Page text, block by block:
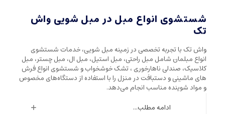
شستشوی انواع مبل در مبل شویی واش
تک
واش تک با تجربه تخصصی در زمینه مبل شویی، خدمات شستشوی
انواع مبلمان شامل مبل راحتی، مبل استیل، مبل ال، مبل چستر، مبل
کلاسیک، صندلی ناهارخوری ، تشک خوشخواب و شستشوی انواع فرش
های ماشینی و دستبافت در منزل را با استفاده از دستگاه‌های مخصوص
و مواد شوینده مناسب انجام می‌دهد.
ادامه مطلب...